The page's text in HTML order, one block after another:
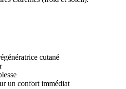
cutané
un confort immédiat